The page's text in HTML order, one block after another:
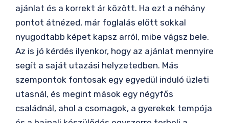
ajánlat és a korrekt ár között. Ha ezt a néhány
pontot átnézed, már foglalás előtt sokkal
nyugodtabb képet kapsz arról, mibe vágsz bele.
Az is jó kérdés ilyenkor, hogy az ajánlat mennyire
segít a saját utazási helyzetedben. Más
szempontok fontosak egy egyedül induló üzleti
utasnál, és megint mások egy négyfős
családnál, ahol a csomagok, a gyerekek tempója